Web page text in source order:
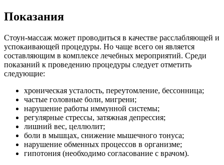
Показания
Стоун-массаж может проводиться в качестве расслабляющей и
успокаивающей процедуры. Но чаще всего он является
составляющим в комплексе лечебных мероприятий. Среди
показаний к проведению процедуры следует отметить
следующие:
хроническая усталость, переутомление, бессонница;
частые головные боли, мигрени;
нарушение работы иммунной системы;
регулярные стрессы, затяжная депрессия;
лишний вес, целлюлит;
боли в мышцах, снижение мышечного тонуса;
нарушение обменных процессов в организме;
гипотония (необходимо согласование с врачом).